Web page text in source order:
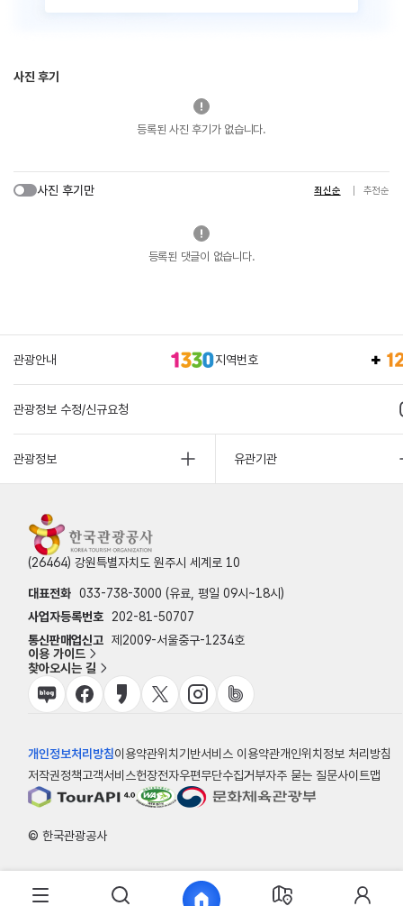
사진 후기
등록된 사진 후기가 없습니다.
사진 후기만 최신순 추천순
등록된 댓글이 없습니다.
관광안내 지역번호
관광정보 수정/신규요청
관광정보 유관기관
(26464) 강원특별자치도 원주시 세계로 10
대표전화 033-738-3000 (유료, 평일 09시~18시)
사업자등록번호
202-81-50707
통신판매업신고 제2009-서울중구-1234호
이용 가이드
찾아오시는 길
개인정보처리방침이용약관위치기반서비스 이용약관개인위치정보 처리방침
저작권정책고객서비스헌장전자우편무단수집거부자주 묻는 질문사이트맵
© 한국관광공사